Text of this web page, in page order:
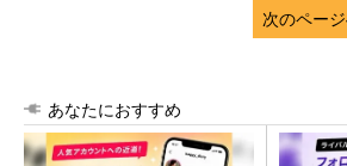
次のペー
あなたにおすすめ